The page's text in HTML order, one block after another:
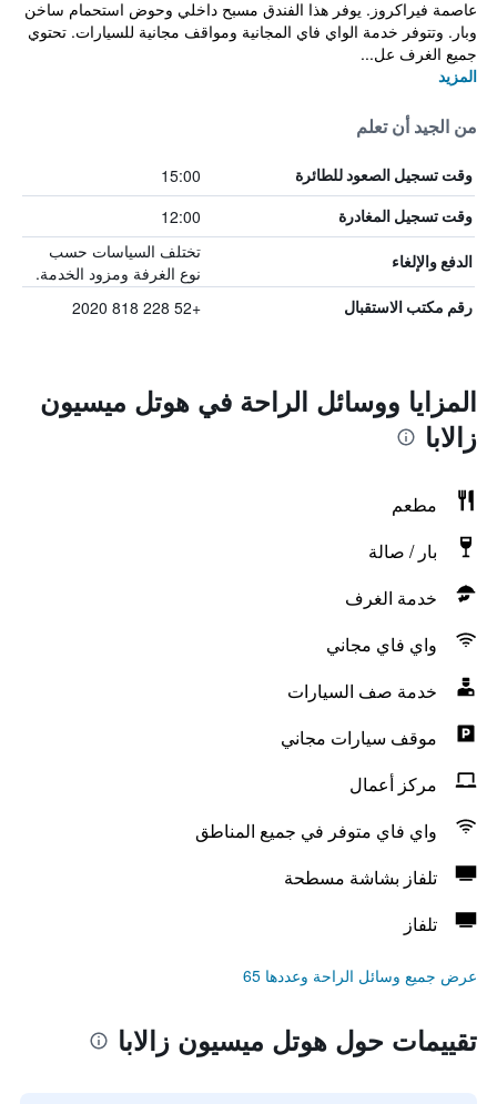
عاصمة فيراكروز. يوفر هذا الفندق مسبح داخلي وحوض استحمام ساخن
وبار. وتتوفر خدمة الواي فاي المجانية ومواقف مجانية للسيارات. تحتوي
جميع الغرف عل...
المزيد
من الجيد أن تعلم
وقت تسجيل الصعود للطائرة 15:00
وقت تسجيل المغادرة 12:00
الدفع والإلغاء
تختلف السياسات حسب
نوع الغرفة ومزود الخدمة.
رقم مكتب الاستقبال +52 228 818 2020
المزايا ووسائل الراحة في هوتل ميسيون
زالابا
مطعم
بار / صالة
خدمة الغرف
واي فاي مجاني
خدمة صف السيارات
موقف سيارات مجاني
مركز أعمال
واي فاي متوفر في جميع المناطق
تلفاز بشاشة مسطحة
تلفاز
عرض جميع وسائل الراحة وعددها 65
تقييمات حول هوتل ميسيون زالابا